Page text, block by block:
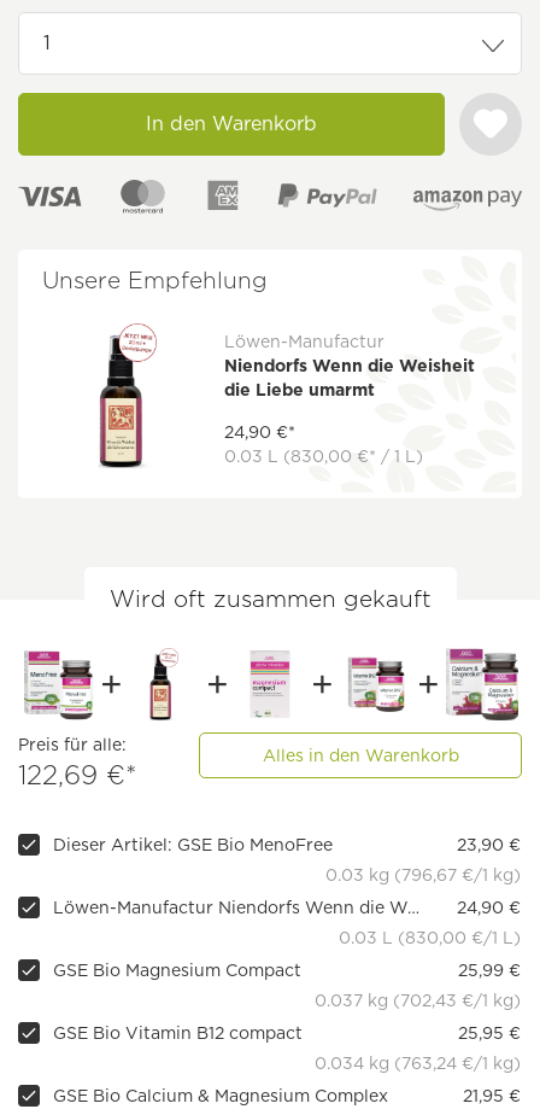
In den Warenkorb
Unsere Empfehlung
Löwen-Manufactur
Niendorfs Wenn die Weisheit
die Liebe umarmt
24,90 €*
0.03 L (830,00 €* / 1 L)
Wird oft zusammen gekauft
Preis für alle:
122,69 €*
Alles in den Warenkorb
Dieser Artikel: GSE Bio MenoFree
23,90 €
0.03 kg (796,67 €/1 kg)
Löwen-Manufactur Niendorfs Wenn die Weisheit die Liebe umarmt
24,90 €
0.03 L (830,00 €/1 L)
GSE Bio Magnesium Compact
25,99 €
0.037 kg (702,43 €/1 kg)
GSE Bio Vitamin B12 compact
25,95 €
0.034 kg (763,24 €/1 kg)
GSE Bio Calcium & Magnesium Complex
21,95 €